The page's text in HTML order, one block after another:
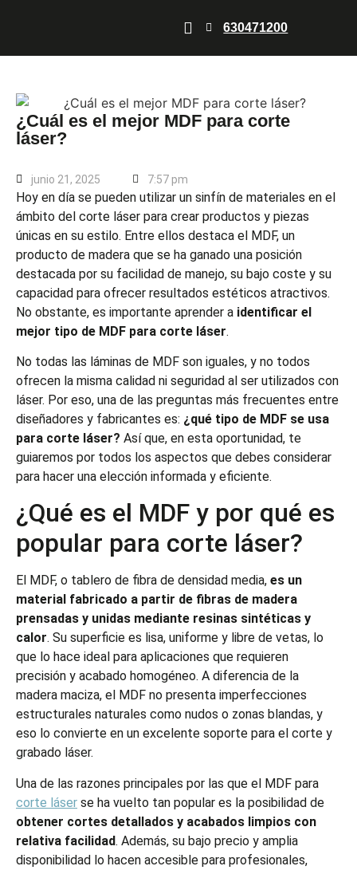
630471200
¿Cuál es el mejor MDF para corte
láser?
junio 21, 2025 7:57 pm
Hoy en día se pueden utilizar un sinfín de materiales en el
ámbito del corte láser para crear productos y piezas
únicas en su estilo. Entre ellos destaca el MDF, un
producto de madera que se ha ganado una posición
destacada por su facilidad de manejo, su bajo coste y su
capacidad para ofrecer resultados estéticos atractivos.
No obstante, es importante aprender a identificar el
mejor tipo de MDF para corte láser.
No todas las láminas de MDF son iguales, y no todos
ofrecen la misma calidad ni seguridad al ser utilizados con
láser. Por eso, una de las preguntas más frecuentes entre
diseñadores y fabricantes es: ¿qué tipo de MDF se usa
para corte láser? Así que, en esta oportunidad, te
guiaremos por todos los aspectos que debes considerar
para hacer una elección informada y eficiente.
¿Qué es el MDF y por qué es
popular para corte láser?
El MDF, o tablero de fibra de densidad media, es un
material fabricado a partir de fibras de madera
prensadas y unidas mediante resinas sintéticas y
calor. Su superficie es lisa, uniforme y libre de vetas, lo
que lo hace ideal para aplicaciones que requieren
precisión y acabado homogéneo. A diferencia de la
madera maciza, el MDF no presenta imperfecciones
estructurales naturales como nudos o zonas blandas, y
eso lo convierte en un excelente soporte para el corte y
grabado láser.
Una de las razones principales por las que el MDF para
corte láser se ha vuelto tan popular es la posibilidad de
obtener cortes detallados y acabados limpios con
relativa facilidad. Además, su bajo precio y amplia
disponibilidad lo hacen accesible para profesionales,